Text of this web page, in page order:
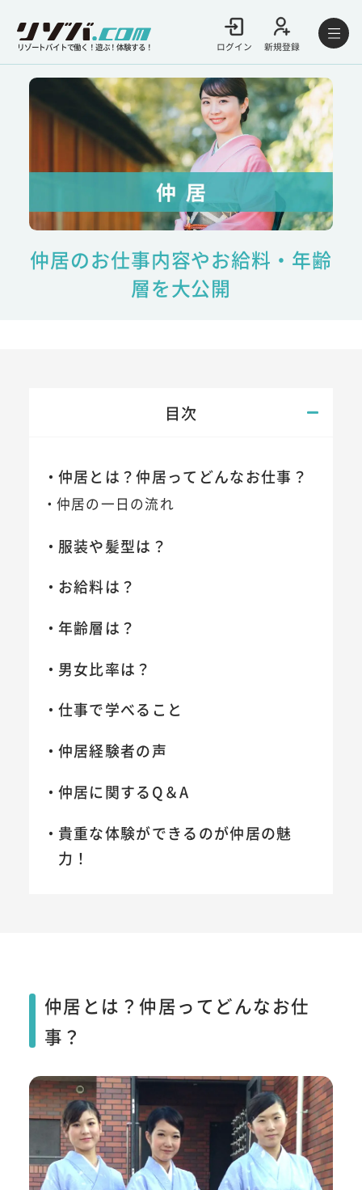
リゾートバイトで働く！遊ぶ！体験する！ ログイン 新規登録
仲居のお仕事内容やお給料・年齢
層を大公開
目次
仲居とは？仲居ってどんなお仕事？
仲居の一日の流れ
服装や髪型は？
お給料は？
年齢層は？
男女比率は？
仕事で学べること
仲居経験者の声
仲居に関するQ＆A
貴重な体験ができるのが仲居の魅
力！
仲居とは？仲居ってどんなお仕
事？